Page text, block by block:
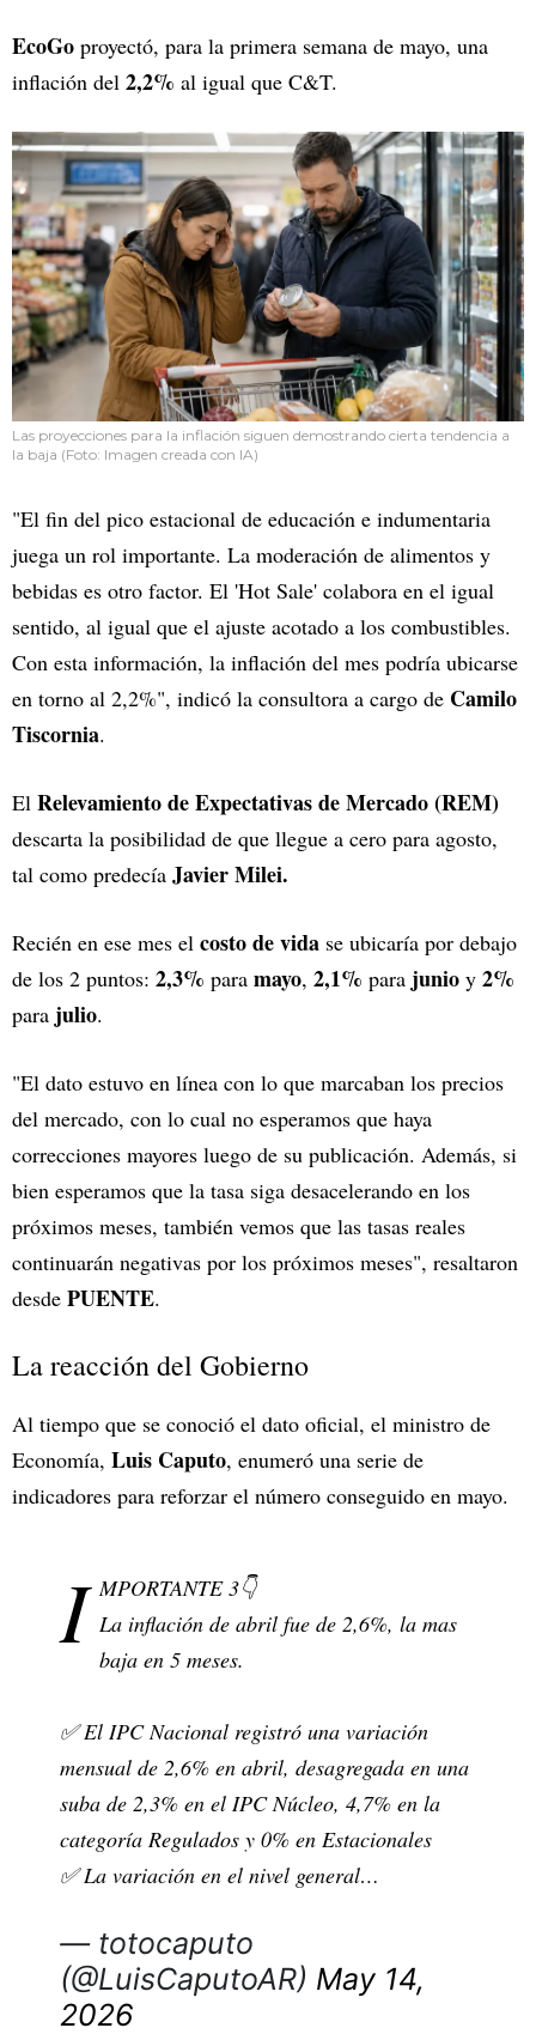
EcoGo proyectó, para la primera semana de mayo, una
inflación del 2,2% al igual que C&T.
Las proyecciones para la inflación siguen demostrando cierta tendencia a
la baja (Foto: Imagen creada con IA)
"El fin del pico estacional de educación e indumentaria
juega un rol importante. La moderación de alimentos y
bebidas es otro factor. El 'Hot Sale' colabora en el igual
sentido, al igual que el ajuste acotado a los combustibles.
Con esta información, la inflación del mes podría ubicarse
en torno al 2,2%", indicó la consultora a cargo de Camilo
Tiscornia.
El Relevamiento de Expectativas de Mercado (REM)
descarta la posibilidad de que llegue a cero para agosto,
tal como predecía Javier Milei.
Recién en ese mes el costo de vida se ubicaría por debajo
de los 2 puntos: 2,3% para mayo, 2,1% para junio y 2%
para julio.
"El dato estuvo en línea con lo que marcaban los precios
del mercado, con lo cual no esperamos que haya
correcciones mayores luego de su publicación. Además, si
bien esperamos que la tasa siga desacelerando en los
próximos meses, también vemos que las tasas reales
continuarán negativas por los próximos meses", resaltaron
desde PUENTE.
La reacción del Gobierno
Al tiempo que se conoció el dato oficial, el ministro de
Economía, Luis Caputo, enumeró una serie de
indicadores para reforzar el número conseguido en mayo.
I MPORTANTE 3👇
La inflación de abril fue de 2,6%, la mas
baja en 5 meses.
✅ El IPC Nacional registró una variación
mensual de 2,6% en abril, desagregada en una
suba de 2,3% en el IPC Núcleo, 4,7% en la
categoría Regulados y 0% en Estacionales
✅ La variación en el nivel general…
— totocaputo
(@LuisCaputoAR) May 14,
2026